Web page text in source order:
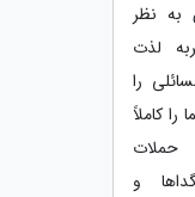
نظر
لذت
را
کاملاً
حملات
و